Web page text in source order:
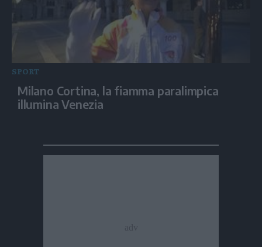
SPORT
Milano Cortina, la fiamma paralimpica
illumina Venezia